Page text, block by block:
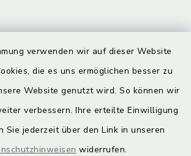
verwenden wir auf dieser Website
die es uns ermöglichen besser zu
Website genutzt wird. So können wir
verbessern. Ihre erteilte Einwilligung
Sie jederzeit über den Link in unseren
widerrufen.